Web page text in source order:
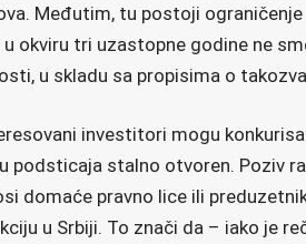
Međutim, tu postoji
okviru tri uzastopne godine ne
u skladu sa propisima o
investitori mogu
podsticaja stalno otvoren. Poziv
domaće pravno lice ili
u Srbiji. To znači da – iako je